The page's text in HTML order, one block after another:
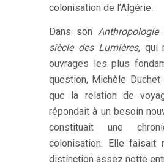
colonisation de l’Algérie.
Dans son
siècle des Lumières, qui
ouvrages les plus
question, Michèle
que la relation de
répondait à un besoin
constituait une
colonisation. Elle faisait
distinction assez nette